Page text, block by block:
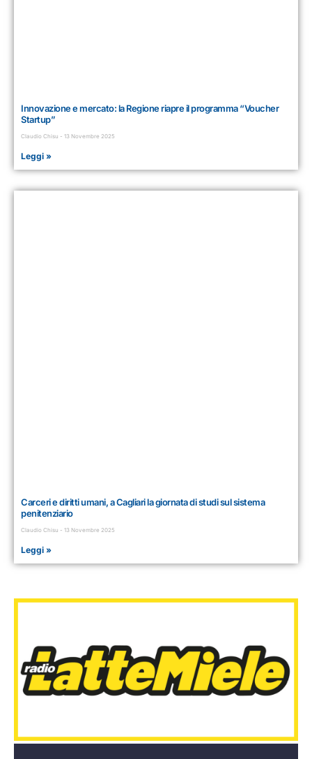
Innovazione e mercato: la Regione riapre il programma “Voucher
Startup”
Claudio Chisu 13 Novembre 2025
Leggi »
Carceri e diritti umani, a Cagliari la giornata di studi sul sistema
penitenziario
Claudio Chisu 13 Novembre 2025
Leggi »